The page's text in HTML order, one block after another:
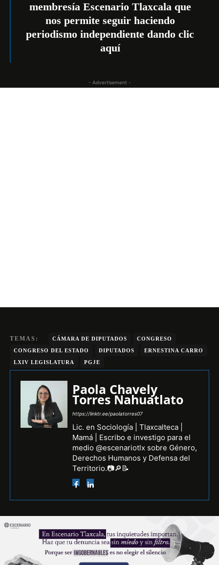
membresía Escenario Tlaxcala que
nos permite seguir haciendo
periodismo independiente dando clic
aquí
- Advertisement -
TEMAS: CÁMARA DE DIPUTADOS
CONGRESO
CONGRESO DEL ESTADO
DIPUTADOS
ERNESTINA CARRO
LXIV LEGISLATURA
PGJE
Paola Chavely
Torres Nahuatlato
https://linktr.ee/paolatorres07
Lic. en Sociología | Tlaxcalteca |
Mamá | Escribo e investigo para el
medio @escenariotlx sobre Género,
Derechos Humanos y Defensa del
Territorio.📷🔎📝